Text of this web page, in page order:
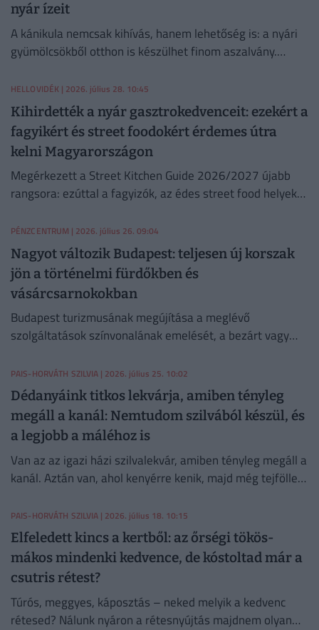
nyár ízeit
A kánikula nemcsak kihívás, hanem lehetőség is: a nyári
gyümölcsökből otthon is készülhet finom aszalvány.
HELLOVIDÉK | 2026. július 28. 10:45
Kihirdették a nyár gasztrokedvenceit: ezekért a
fagyikért és street foodokért érdemes útra
kelni Magyarországon
Megérkezett a Street Kitchen Guide 2026/2027 újabb
rangsora: ezúttal a fagyizók, az édes street food helyek
listán budapesti gasztrohelyek mellett miskolci kedvenc
is helyet kapott – mutatjuk, hol érdemes keresni a
díjazott finomságokat.
PÉNZCENTRUM | 2026. július 26. 09:04
Nagyot változik Budapest: teljesen új korszak
jön a történelmi fürdőkben és
vásárcsarnokokban
Budapest turizmusának megújítása a meglévő
szolgáltatások színvonalának emelését, a bezárt vagy
turisztikai fókusz belvároson túli kiterjesztését igényli.
PAIS-HORVÁTH SZILVIA | 2026. július 25. 10:02
Dédanyáink titkos lekvárja, amiben tényleg
megáll a kanál: Nemtudom szilvából készül, és
a legjobb a máléhoz is
Van az az igazi házi szilvalekvár, amiben tényleg megáll a
kanál. Aztán van, ahol kenyérre kenik, majd még tejföllel
PAIS-HORVÁTH SZILVIA | 2026. július 18. 10:15
Elfeledett kincs a kertből: az őrségi tökös-
mákos mindenki kedvence, de kóstoltad már a
csutris rétest?
Túrós, meggyes, káposztás – neked melyik a kedvenc
rétesed? Nálunk nyáron a rétesnyújtás majdnem olyan